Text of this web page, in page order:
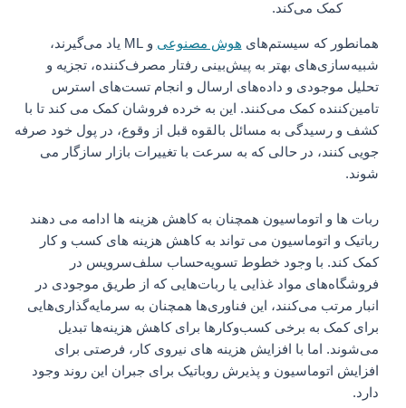
کمک می‌کند.
همانطور که سیستم‌هایهوش مصنوعی
و ML یاد می‌گیرند،
شبیه‌سازی‌های بهتر به پیش‌بینی رفتار مصرف‌کننده، تجزیه و
تحلیل موجودی و داده‌های ارسال و انجام تست‌های استرس
تامین‌کننده کمک می‌کنند. این به خرده فروشان کمک می کند تا با
کشف و رسیدگی به مسائل بالقوه قبل از وقوع، در پول خود صرفه
جویی کنند، در حالی که به سرعت با تغییرات بازار سازگار می
شوند.
ربات ها و اتوماسیون همچنان به کاهش هزینه ها ادامه می دهند
رباتیک و اتوماسیون می تواند به کاهش هزینه های کسب و کار
کمک کند. با وجود خطوط تسویه‌حساب سلف‌سرویس در
فروشگاه‌های مواد غذایی یا ربات‌هایی که از طریق موجودی در
انبار مرتب می‌کنند، این فناوری‌ها همچنان به سرمایه‌گذاری‌هایی
برای کمک به برخی کسب‌وکارها برای کاهش هزینه‌ها تبدیل
می‌شوند. اما با افزایش هزینه های نیروی کار، فرصتی برای
افزایش اتوماسیون و پذیرش روباتیک برای جبران این روند وجود
دارد.